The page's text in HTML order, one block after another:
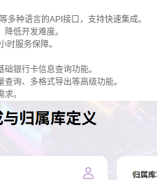
多种语言的API接口，支持快速集成。
低开发难度。
时服务保障。
银行卡信息查询功能。
询、多格式导出等高级功能。
。